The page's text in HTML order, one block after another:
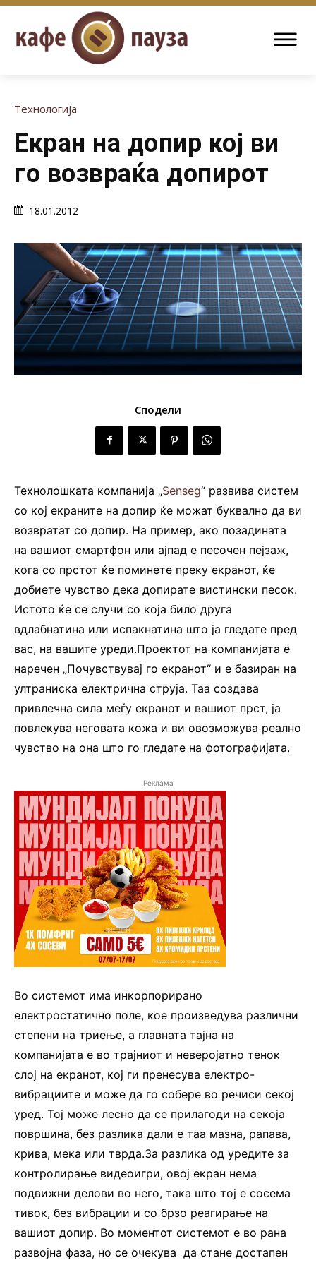
Технологија
Екран на допир кој ви
го возвраќа допирот
18.01.2012
Сподели
Технолошката компанија „Senseg“ развива систем
со кој екраните на допир ќе можат буквално да ви
возвратат со допир. На пример, ако позадината
на вашиот смартфон или ајпад е песочен пејзаж,
кога со прстот ќе поминете преку екранот, ќе
добиете чувство дека допирате вистински песок.
Истото ќе се случи со која било друга
вдлабнатина или испакнатина што ја гледате пред
вас, на вашите уреди.Проектот на компанијата е
наречен „Почувствувај го екранот“ и е базиран на
ултраниска електрична струја. Таа создава
привлечна сила меѓу екранот и вашиот прст, ја
повлекува неговата кожа и ви овозможува реално
чувство на она што го гледате на фотографијата.
Реклама
Во системот има инкорпорирано
електростатично поле, кое произведува различни
степени на триење, а главната тајна на
компанијата е во трајниот и неверојатно тенок
слој на екранот, кој ги пренесува електро-
вибрациите и може да го собере во речиси секој
уред. Тој може лесно да се прилагоди на секоја
површина, без разлика дали е таа мазна, рапава,
крива, мека или тврда.За разлика од уредите за
контролирање видеоигри, овој екран нема
подвижни делови во него, така што тој е сосема
тивок, без вибрации и со брзо реагирање на
вашиот допир. Во моментот системот е во рана
развојна фаза, но се очекува да стане достапен